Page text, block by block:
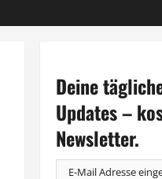
Deine
Updates –
Newsletter.